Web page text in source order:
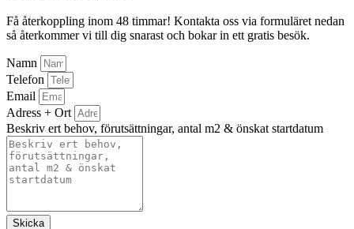
Få återkoppling inom 48 timmar! Kontakta oss via formuläret nedan
så återkommer vi till dig snarast och bokar in ett gratis besök.
Namn
Telefon
Email
Adress + Ort
Beskriv ert behov, förutsättningar, antal m2 & önskat startdatum
Skicka